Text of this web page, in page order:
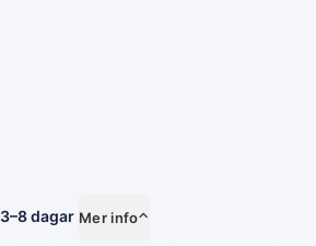
3–8 dagar Mer info⌃